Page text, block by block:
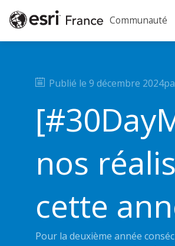
Communauté
Publié le 9 décembre 2024
nos
cette
Pour la deuxième année